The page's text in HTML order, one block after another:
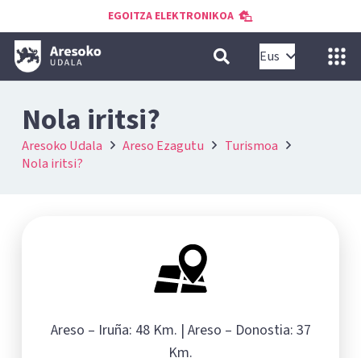
EGOITZA ELEKTRONIKOA
Eus
Nola iritsi?
Aresoko Udala Areso Ezagutu
Turismoa
Nola iritsi?
Areso – Iruña: 48 Km. | Areso – Donostia: 37
Km.